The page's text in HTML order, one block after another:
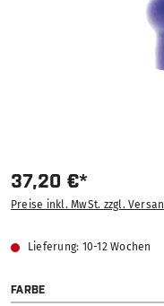
37,20 €*
Preise inkl. MwSt. zzgl.
Lieferung: 10-12 Wochen
FARBEAUSWÄHLEN